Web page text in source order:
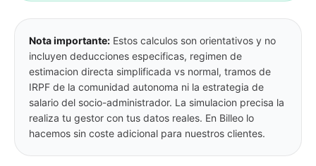
Nota importante: Estos calculos son orientativos y no
incluyen deducciones especificas, regimen de
estimacion directa simplificada vs normal, tramos de
IRPF de la comunidad autonoma ni la estrategia de
salario del socio-administrador. La simulacion precisa la
realiza tu gestor con tus datos reales. En Billeo lo
hacemos sin coste adicional para nuestros clientes.